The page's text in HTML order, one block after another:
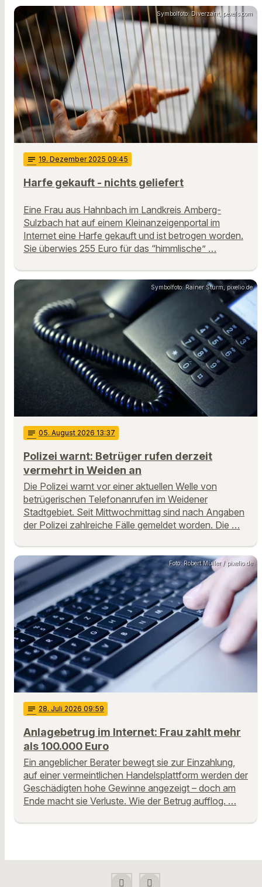
Symbolfoto: Diverzant, pexels.com
notes 19. Dezember 2025 09:45
Harfe gekauft - nichts geliefert
Eine Frau aus Hahnbach im Landkreis Amberg-
Sulzbach hat auf einem Kleinanzeigenportal im
Internet eine Harfe gekauft und ist betrogen worden.
Sie überwies 255 Euro für das “himmlische” …
Symbolfoto: Rainer Sturm, pixelio.de
notes 05. August 2026 13:37
Polizei warnt: Betrüger rufen derzeit
vermehrt in Weiden an
Die Polizei warnt vor einer aktuellen Welle von
betrügerischen Telefonanrufen im Weidener
Stadtgebiet. Seit Mittwochmittag sind nach Angaben
der Polizei zahlreiche Fälle gemeldet worden. Die …
Foto: Robert Müller / pixelio.de
notes 28. Juli 2026 09:59
Anlagebetrug im Internet: Frau zahlt mehr
als 100.000 Euro
Ein angeblicher Berater bewegt sie zur Einzahlung,
auf einer vermeintlichen Handelsplattform werden der
Geschädigten hohe Gewinne angezeigt – doch am
Ende macht sie Verluste. Wie der Betrug aufflog. …